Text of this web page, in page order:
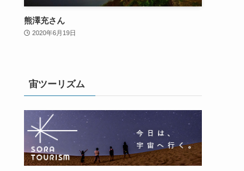
熊澤充さん
2020年6月19日
宙ツーリズム